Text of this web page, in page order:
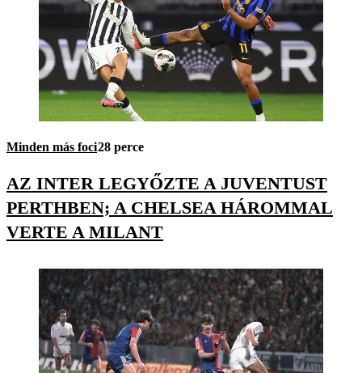
Minden más foci28 perce
AZ INTER LEGYŐZTE A JUVENTUST
PERTHBEN; A CHELSEA HÁROMMAL
VERTE A MILANT